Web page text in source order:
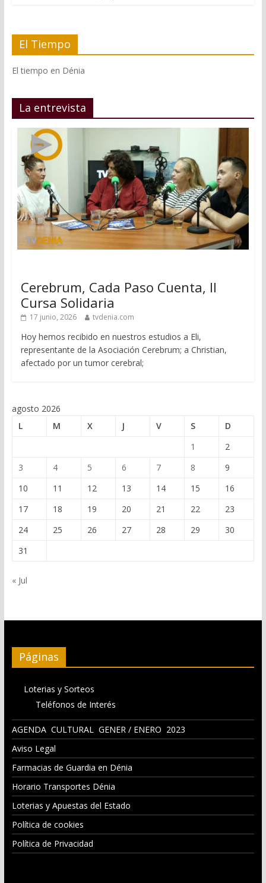
El Tiempo
El tiempo en Dénia
La entrevista
Cerebrum, Cada Paso Cuenta, II
Cursa Solidaria
17 junio, 2026 tvdenia.com
Hoy hemos recibido en nuestros estudios a Eli,
representante de la Asociación Cerebrum; a Christian,
afectado por un tumor cerebral;
agosto 2026
L
M X J V S
D
1
2
3
4 5 6 7 8
9
10
11 12 13 14 15
16
17
18 19 20 21 22
23
24
25 26 27 28 29
30
31
« Jul
Páginas
Loterias y Sorteos
Teléfonos de Interés
AGENDA CULTURAL GENER / ENERO 2023
Aviso Legal
Farmacias de Guardia en Dénia
Horario Transportes Dénia
Loterias y Apuestas del Estado
Política de cookies
Política de Privacidad